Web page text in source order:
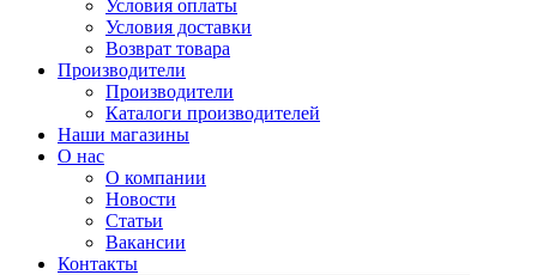
Условия оплаты
Условия доставки
Возврат товара
Производители
Производители
Каталоги производителей
Наши магазины
О нас
О компании
Новости
Статьи
Вакансии
Контакты